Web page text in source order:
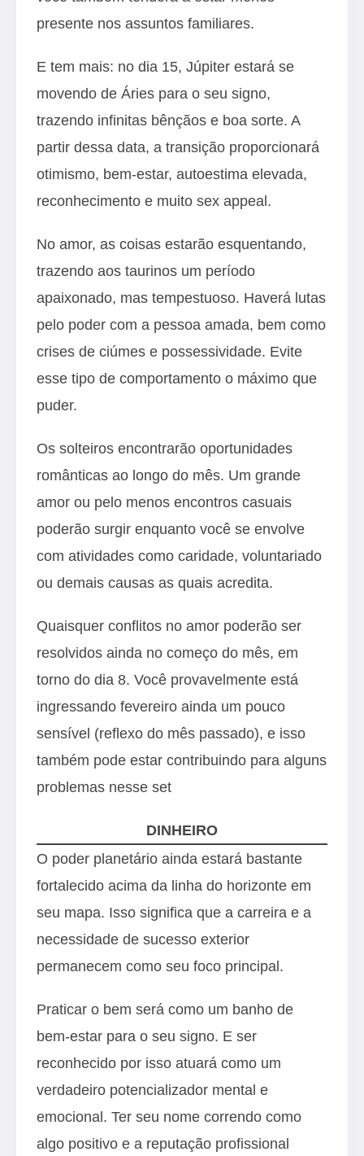
presente nos assuntos familiares.
E tem mais: no dia 15, Júpiter estará se
movendo de Áries para o seu signo,
trazendo infinitas bênçãos e boa sorte. A
partir dessa data, a transição proporcionará
otimismo, bem-estar, autoestima elevada,
reconhecimento e muito sex appeal.
No amor, as coisas estarão esquentando,
trazendo aos taurinos um período
apaixonado, mas tempestuoso. Haverá lutas
pelo poder com a pessoa amada, bem como
crises de ciúmes e possessividade. Evite
esse tipo de comportamento o máximo que
puder.
Os solteiros encontrarão oportunidades
românticas ao longo do mês. Um grande
amor ou pelo menos encontros casuais
poderão surgir enquanto você se envolve
com atividades como caridade, voluntariado
ou demais causas as quais acredita.
Quaisquer conflitos no amor poderão ser
resolvidos ainda no começo do mês, em
torno do dia 8. Você provavelmente está
ingressando fevereiro ainda um pouco
sensível (reflexo do mês passado), e isso
também pode estar contribuindo para alguns
problemas nesse set
DINHEIRO
O poder planetário ainda estará bastante
fortalecido acima da linha do horizonte em
seu mapa. Isso significa que a carreira e a
necessidade de sucesso exterior
permanecem como seu foco principal.
Praticar o bem será como um banho de
bem-estar para o seu signo. E ser
reconhecido por isso atuará como um
verdadeiro potencializador mental e
emocional. Ter seu nome correndo como
algo positivo e a reputação profissional